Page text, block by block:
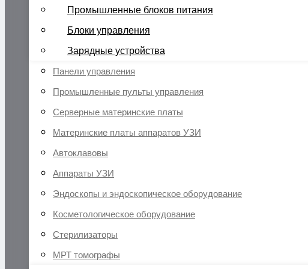
Промышленные блоков питания
Блоки управления
Зарядные устройства
Панели управления
Промышленные пульты управления
Серверные материнские платы
Материнские платы аппаратов УЗИ
Автоклавовы
Аппараты УЗИ
Эндоскопы и эндоскопическое оборудование
Косметологическое оборудование
Стерилизаторы
МРТ томографы